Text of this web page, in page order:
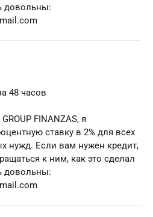
довольны:
48 часов
FINANZAS, я
ставку в 2% для всех
нужд. Если вам нужен кредит,
к ним, как это сделал
довольны: